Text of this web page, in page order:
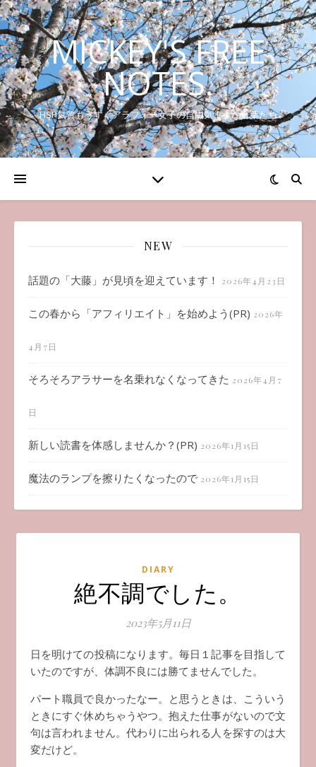
MICKEY'S FREE
NOTES.
HSP気質もうすぐアラフォー女子の自由気ままな言葉たち
NEW
話題の「大藤」が見頃を迎えています！ 2026年4月23日
この春から「アフィリエイト」を始めよう(PR) 2026年
4月7日
そろそろアラサーを名乗れなくなってきた 2026年4月7
日
新しい読書を体感しませんか？(PR) 2026年1月15日
魔法のランプを擦りたくなったので 2026年1月15日
DIARY
絶不調でした。
2023年5月11日
日を明けての投稿になります。毎日１記事を目指して
いたのですが、体調不良には勝てませんでした。
パート職員で良かったなー。と思うときは、こういう
ときにすぐ休めちゃうやつ。抱えた仕事がないので文
句は言われません。代わりに出られる人を探すのは大
変だけど。